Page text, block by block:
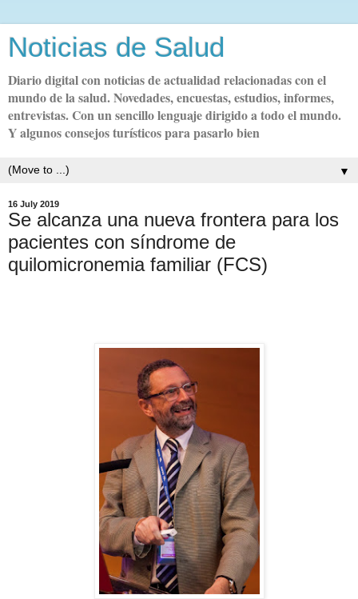
Noticias de Salud
Diario digital con noticias de actualidad relacionadas con el
mundo de la salud. Novedades, encuestas, estudios, informes,
entrevistas. Con un sencillo lenguaje dirigido a todo el mundo.
Y algunos consejos turísticos para pasarlo bien
▼
16 July 2019
Se alcanza una nueva frontera para los
pacientes con síndrome de
quilomicronemia familiar (FCS)